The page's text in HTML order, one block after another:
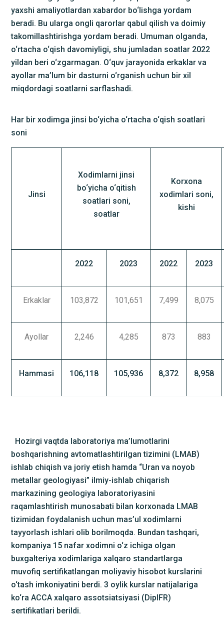
yaxshi amaliyotlardan xabardor bo‘lishga yordam
beradi. Bu ularga ongli qarorlar qabul qilish va doimiy
takomillashtirishga yordam beradi. Umuman olganda,
o‘rtacha o‘qish davomiyligi, shu jumladan soatlar 2022
yildan beri o‘zgarmagan. O‘quv jarayonida erkaklar va
ayollar ma’lum bir dasturni o‘rganish uchun bir xil
miqdordagi soatlarni sarflashadi.
Har bir xodimga jinsi bo‘yicha o‘rtacha o‘qish soatlari
soni
Jinsi
Xodimlarni jinsi
bo‘yicha o‘qitish
soatlari soni,
soatlar
Korxona
xodimlari soni,
kishi
2022 2023 2022 2023
Erkaklar 103,872 101,651 7,499 8,075
Ayollar 2,246 4,285 873 883
Hammasi 106,118 105,936 8,372 8,958
Hozirgi vaqtda laboratoriya ma’lumotlarini
boshqarishning avtomatlashtirilgan tizimini (LMAB)
ishlab chiqish va joriy etish hamda “Uran va noyob
metallar geologiyasi” ilmiy-ishlab chiqarish
markazining geologiya laboratoriyasini
raqamlashtirish munosabati bilan korxonada LMAB
tizimidan foydalanish uchun mas’ul xodimlarni
tayyorlash ishlari olib borilmoqda. Bundan tashqari,
kompaniya 15 nafar xodimni o‘z ichiga olgan
buxgalteriya xodimlariga xalqaro standartlarga
muvofiq sertifikatlangan moliyaviy hisobot kurslarini
o‘tash imkoniyatini berdi. 3 oylik kurslar natijalariga
ko‘ra ACCA xalqaro assotsiatsiyasi (DipIFR)
sertifikatlari berildi.